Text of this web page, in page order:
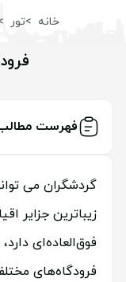
خانه تور
فهرست
گردشگران می
زیباترین جزایر
فوق‌العاده‌ای
فرودگاه‌های